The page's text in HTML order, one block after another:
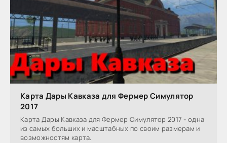
Карта Дары Кавказа для Фермер Симулятор
2017
Карта Дары Кавказа для Фермер Симулятор 2017 - одна
из самых больших и масштабных по своим размерам и
возможностям карта.